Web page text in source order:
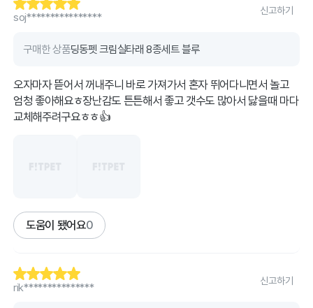
soj****************
신고하기
구매한 상품딩동펫 크림실타래 8종세트 블루
오자마자 뜯어서 꺼내주니 바로 가져가서 혼자 뛰어다니면서 놀고
엄청 좋아해요ㅎ장난감도 튼튼해서 좋고 갯수도 많아서 닳을때 마다
교체해주려구요ㅎㅎ👍
도움이 됐어요0
rik***************
신고하기